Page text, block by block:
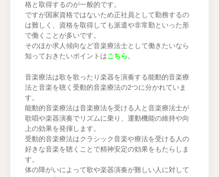
格と取得するのが一般的です。
ですが国家資格ではないため正社員として勤務するの
は難しく、資格を取得しても派遣や非常勤といった形
で働くことが多いです。
そのほか求人傾向など音楽療法士として働きたいなら
知っておきたいポイントはこちら 。
音楽療法は歌を歌ったり楽器を演奏する能動的音楽療
法と音楽を聴く受動的音楽療法の2つに分かれていま
す。
能動的音楽療法は音楽療法を受ける人と音楽療法士が
歌唱や楽器演奏でリズムに乗り、運動機能の維持や向
上の効果を発揮します。
受動的音楽療法はクラシック音楽や療法を受ける人の
好きな音楽を聴くことで精神安定の効果をもたらしま
す。
体の障がいによって歌や楽器演奏が難しい人に対して